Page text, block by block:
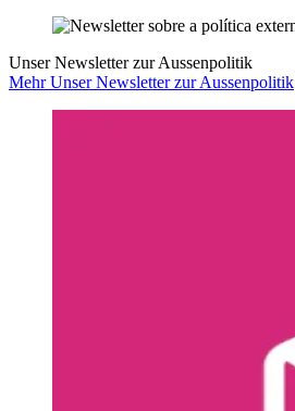
Unser Newsletter zur Aussenpolitik
Mehr Unser Newsletter zur Aussenpolitik